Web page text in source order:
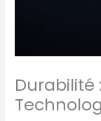
Durabilité